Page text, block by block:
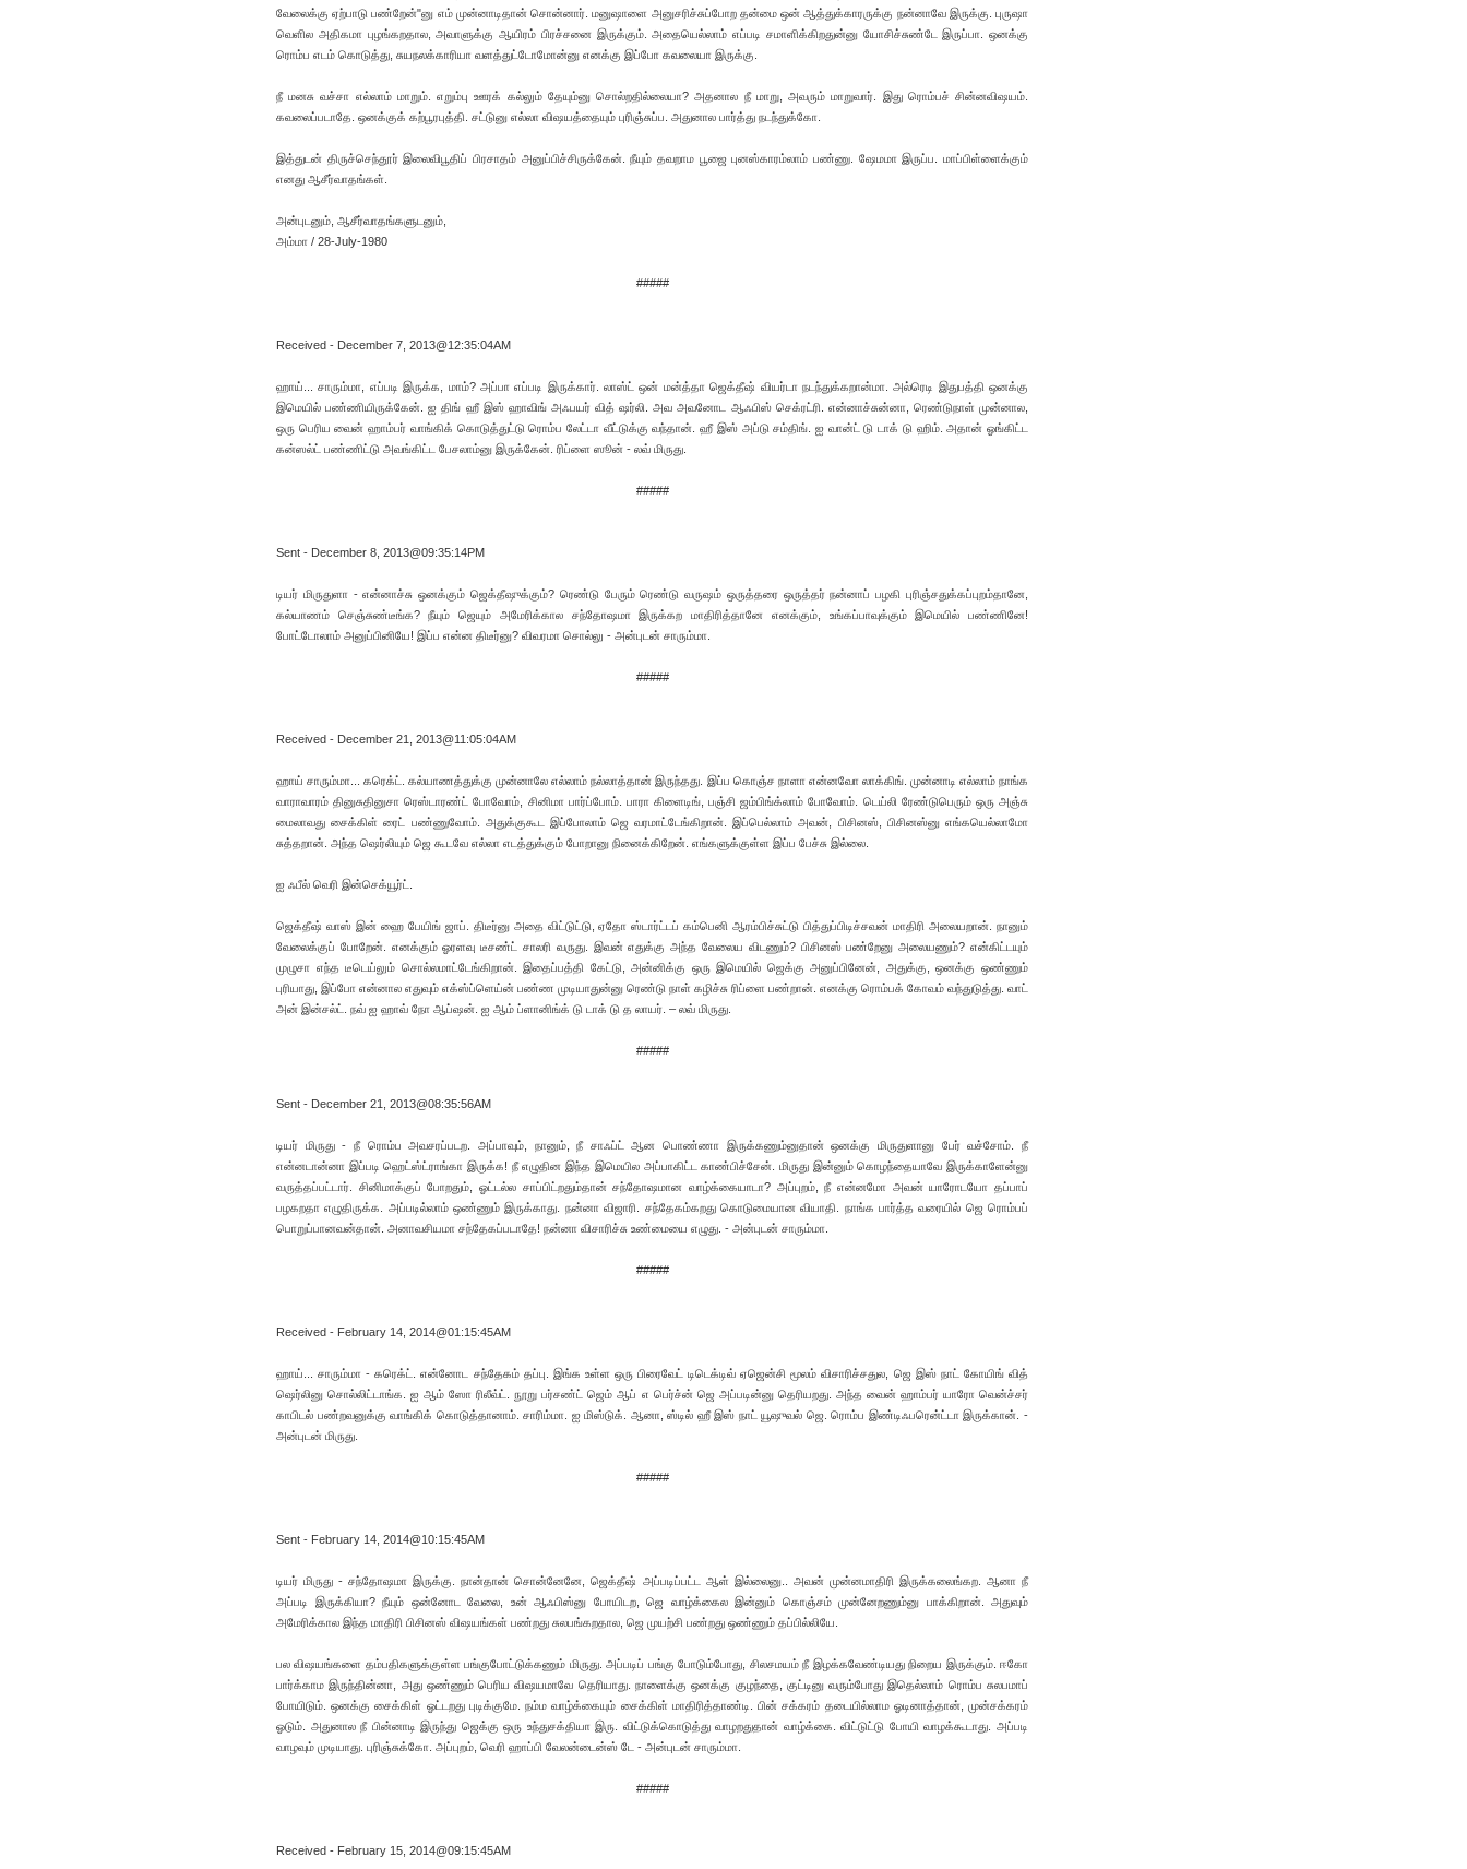
வேலைக்கு ஏற்பாடு பண்றேன்"னு எம் முன்னாடிதான் சொன்னார். மனுஷாளை அனுசரிச்சுப்போற தன்மை ஒன் ஆத்துக்காரருக்கு நன்னாவே இருக்கு. புருஷா
வெளில அதிகமா புழங்கறதால, அவாளுக்கு ஆயிரம் பிரச்சனை இருக்கும். அதையெல்லாம் எப்படி சமாளிக்கிறதுன்னு யோசிச்சுண்டே இருப்பா. ஒனக்கு
ரொம்ப எடம் கொடுத்து, சுயநலக்காரியா வளத்துட்டோமோன்னு எனக்கு இப்போ கவலையா இருக்கு.
நீ மனசு வச்சா எல்லாம் மாறும். எறும்பு ஊரக் கல்லும் தேயும்னு சொல்றதில்லையா? அதனால நீ மாறு, அவரும் மாறுவார். இது ரொம்பச் சின்னவிஷயம்.
கவலைப்படாதே. ஒனக்குக் கற்பூரபுத்தி. சட்டுனு எல்லா விஷயத்தையும் புரிஞ்சுப்ப. அதுனால பார்த்து நடந்துக்கோ.
இத்துடன் திருச்செந்தூர் இலைவிபூதிப் பிரசாதம் அனுப்பிச்சிருக்கேன். நீயும் தவறாம பூஜை புனஸ்காரம்லாம் பண்ணு. ஷேமமா இருப்ப. மாப்பிள்ளைக்கும்
எனது ஆசீர்வாதங்கள்.
அன்புடனும், ஆசீர்வாதங்களுடனும்,
அம்மா / 28-July-1980
#####
Received - December 7, 2013@12:35:04AM
ஹாய்... சாரும்மா, எப்படி இருக்க, மாம்? அப்பா எப்படி இருக்கார். லாஸ்ட் ஒன் மன்த்தா ஜெக்தீஷ் வியர்டா நடந்துக்கறான்மா. அல்ரெடி இதுபத்தி ஒனக்கு
இமெயில் பண்ணியிருக்கேன். ஐ திங் ஹீ இஸ் ஹாவிங் அஃபயர் வித் ஷர்லி. அவ அவனோட ஆஃபிஸ் செக்ரட்ரி. என்னாச்சுன்னா, ரெண்டுநாள் முன்னால,
ஒரு பெரிய வைன் ஹாம்பர் வாங்கிக் கொடுத்துட்டு ரொம்ப லேட்டா வீட்டுக்கு வந்தான். ஹீ இஸ் அப்டு சம்திங். ஐ வான்ட் டு டாக் டு ஹிம். அதான் ஓங்கிட்ட
கன்ஸல்ட் பண்ணிட்டு அவங்கிட்ட பேசலாம்னு இருக்கேன். ரிப்ளை ஸூன் - லவ் மிருது.
#####
Sent - December 8, 2013@09:35:14PM
டியர் மிருதுளா - என்னாச்சு ஒனக்கும் ஜெக்தீஷுக்கும்? ரெண்டு பேரும் ரெண்டு வருஷம் ஒருத்தரை ஒருத்தர் நன்னாப் பழகி புரிஞ்சதுக்கப்புறம்தானே,
கல்யாணம் செஞ்சுண்டீங்க? நீயும் ஜெயும் அமேரிக்கால சந்தோஷமா இருக்கற மாதிரித்தானே எனக்கும், உங்கப்பாவுக்கும் இமெயில் பண்ணினே!
போட்டோலாம் அனுப்பினியே! இப்ப என்ன திடீர்னு? விவரமா சொல்லு - அன்புடன் சாரும்மா.
#####
Received - December 21, 2013@11:05:04AM
ஹாய் சாரும்மா... கரெக்ட். கல்யாணத்துக்கு முன்னாலே எல்லாம் நல்லாத்தான் இருந்தது. இப்ப கொஞ்ச நாளா என்னவோ லாக்கிங். முன்னாடி எல்லாம் நாங்க
வாராவாரம் தினுசுதினுசா ரெஸ்டாரண்ட் போவோம், சினிமா பார்ப்போம். பாரா கிளைடிங், பஞ்சி ஜம்பிங்க்லாம் போவோம். டெய்லி ரேண்டுபெரும் ஒரு அஞ்சு
மைலாவது சைக்கிள் ரைட் பண்ணுவோம். அதுக்குகூட இப்போலாம் ஜெ வரமாட்டேங்கிறான். இப்பெல்லாம் அவன், பிசினஸ், பிசினஸ்னு எங்கயெல்லாமோ
சுத்தறான். அந்த ஷெர்லியும் ஜெ கூடவே எல்லா எடத்துக்கும் போறானு நினைக்கிறேன். எங்களுக்குள்ள இப்ப பேச்சு இல்லை.
ஐ ஃபீல் வெரி இன்செக்யூர்ட்.
ஜெக்தீஷ் வாஸ் இன் ஹை பேயிங் ஜாப். திடீர்னு அதை விட்டுட்டு, ஏதோ ஸ்டார்ட்டப் கம்பெனி ஆரம்பிச்சுட்டு பித்துப்பிடிச்சவன் மாதிரி அலையறான். நானும்
வேலைக்குப் போறேன். எனக்கும் ஓரளவு டீசண்ட் சாலரி வருது. இவன் எதுக்கு அந்த வேலைய விடணும்? பிசினஸ் பண்றேனு அலையணும்? என்கிட்டயும்
முழுசா எந்த டீடெய்லும் சொல்லமாட்டேங்கிறான். இதைப்பத்தி கேட்டு, அன்னிக்கு ஒரு இமெயில் ஜெக்கு அனுப்பினேன், அதுக்கு, ஒனக்கு ஒண்ணும்
புரியாது, இப்போ என்னால எதுவும் எக்ஸ்ப்ளெய்ன் பண்ண முடியாதுன்னு ரெண்டு நாள் கழிச்சு ரிப்ளை பண்றான். எனக்கு ரொம்பக் கோவம் வந்துடுத்து. வாட்
அன் இன்சல்ட். நவ் ஐ ஹாவ் நோ ஆப்ஷன். ஐ ஆம் ப்ளானிங்க் டு டாக் டு த லாயர். – லவ் மிருது.
#####
Sent - December 21, 2013@08:35:56AM
டியர் மிருது - நீ ரொம்ப அவசரப்படற. அப்பாவும், நானும், நீ சாஃப்ட் ஆன பொண்ணா இருக்கணும்னுதான் ஒனக்கு மிருதுளானு பேர் வச்சோம். நீ
என்னடான்னா இப்படி ஹெட்ஸ்ட்ராங்கா இருக்க! நீ எழுதின இந்த இமெயில அப்பாகிட்ட காண்பிச்சேன். மிருது இன்னும் கொழந்தையாவே இருக்காளேன்னு
வருத்தப்பட்டார். சினிமாக்குப் போறதும், ஓட்டல்ல சாப்பிட்றதும்தான் சந்தோஷமான வாழ்க்கையாடா? அப்புறம், நீ என்னமோ அவன் யாரோடயோ தப்பாப்
பழகறதா எழுதிருக்க. அப்படில்லாம் ஒண்ணும் இருக்காது. நன்னா விஜாரி. சந்தேகம்கறது கொடுமையான வியாதி. நாங்க பார்த்த வரையில் ஜெ ரொம்பப்
பொறுப்பானவன்தான். அனாவசியமா சந்தேகப்படாதே! நன்னா விசாரிச்சு உண்மையை எழுது. - அன்புடன் சாரும்மா.
#####
Received - February 14, 2014@01:15:45AM
ஹாய்... சாரும்மா - கரெக்ட். என்னோட சந்தேகம் தப்பு. இங்க உள்ள ஒரு பிரைவேட் டிடெக்டிவ் ஏஜென்சி மூலம் விசாரிச்சதுல, ஜெ இஸ் நாட் கோயிங் வித்
ஷெர்லினு சொல்லிட்டாங்க. ஐ ஆம் ஸோ ரிலீவ்ட். நூறு பர்சண்ட் ஜெம் ஆப் எ பெர்ச்ன் ஜெ அப்படின்னு தெரியறது. அந்த வைன் ஹாம்பர் யாரோ வென்ச்சர்
காபிடல் பண்றவனுக்கு வாங்கிக் கொடுத்தானாம். சாரிம்மா. ஐ மிஸ்டுக். ஆனா, ஸ்டில் ஹீ இஸ் நாட் யூஷுவல் ஜெ. ரொம்ப இண்டிஃபரென்ட்டா இருக்கான். -
அன்புடன் மிருது.
#####
Sent - February 14, 2014@10:15:45AM
டியர் மிருது - சந்தோஷமா இருக்கு. நான்தான் சொன்னேனே, ஜெக்தீஷ் அப்படிப்பட்ட ஆள் இல்லைனு.. அவன் முன்னமாதிரி இருக்கலைங்கற. ஆனா நீ
அப்படி இருக்கியா? நீயும் ஒன்னோட வேலை, உன் ஆஃபிஸ்னு போயிடற, ஜெ வாழ்க்கைல இன்னும் கொஞ்சம் முன்னேறணும்னு பாக்கிறான். அதுவும்
அமேரிக்கால இந்த மாதிரி பிசினஸ் விஷயங்கள் பண்றது சுலபங்கறதால, ஜெ முயற்சி பண்றது ஒண்ணும் தப்பில்லியே.
பல விஷயங்களை தம்பதிகளுக்குள்ள பங்குபோட்டுக்கணும் மிருது. அப்படிப் பங்கு போடும்போது, சிலசமயம் நீ இழக்கவேண்டியது நிறைய இருக்கும். ஈகோ
பார்க்காம இருந்தின்னா, அது ஒண்ணும் பெரிய விஷயமாவே தெரியாது. நாளைக்கு ஒனக்கு குழந்தை, குட்டினு வரும்போது இதெல்லாம் ரொம்ப சுலபமாப்
போயிடும். ஒனக்கு சைக்கிள் ஓட்டறது புடிக்குமே. நம்ம வாழ்க்கையும் சைக்கிள் மாதிரித்தாண்டி. பின் சக்கரம் தடையில்லாம ஓடினாத்தான், முன்சக்கரம்
ஓடும். அதுனால நீ பின்னாடி இருந்து ஜெக்கு ஒரு உந்துசக்தியா இரு. விட்டுக்கொடுத்து வாழறதுதான் வாழ்க்கை. விட்டுட்டு போயி வாழக்கூடாது. அப்படி
வாழவும் முடியாது. புரிஞ்சுக்கோ. அப்புறம், வெரி ஹாப்பி வேலன்டைன்ஸ் டே - அன்புடன் சாரும்மா.
#####
Received - February 15, 2014@09:15:45AM